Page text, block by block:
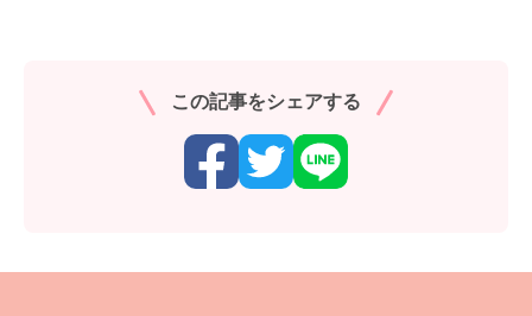
この記事をシェアする